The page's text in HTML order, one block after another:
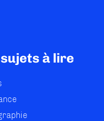
à lire